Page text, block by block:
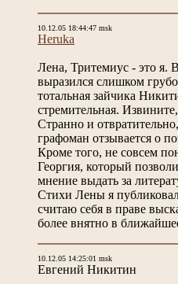
10.12.05 18:44:47 msk
Heruka
Лена, Тритемиус - это я.
выразился слишком
тотальная зайчика
стремительная.
Странно и
графоман отзывается о
Кроме того, не совсем
Георгия, который
мнение выдать за
Стихи Лены я
считаю себя в праве
более внятно в
10.12.05 14:25:01 msk
Евгений Никитин